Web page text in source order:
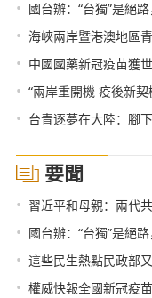
• 國台辦：“台獨”是絕路
• 海峽兩岸暨港澳地區
• 中國國藥新冠疫苗獲
• “兩岸重開機 疫後新
• 台青逐夢在大陸：腳
要聞
• 習近平和母親：兩代
• 國台辦：“台獨”是絕路
• 這些民生熱點民政部
• 權威快報全國新冠疫